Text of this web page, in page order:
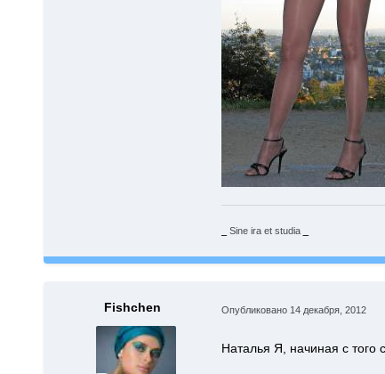
Sine ira et studia
Fishchen Опубликовано 14 декабря, 2012
Наталья Я, начиная с того